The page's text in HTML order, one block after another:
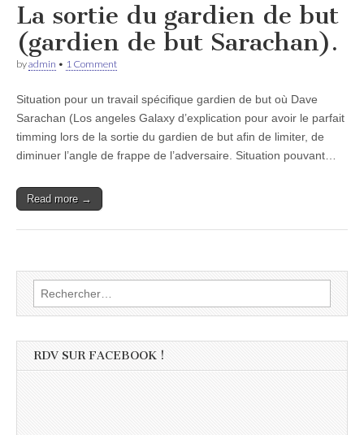
La sortie du gardien de but
(gardien de but Sarachan).
byadmin • 1 Comment
Situation pour un travail spécifique gardien de but où Dave
Sarachan (Los angeles Galaxy d’explication pour avoir le parfait
timming lors de la sortie du gardien de but afin de limiter, de
diminuer l’angle de frappe de l’adversaire. Situation pouvant…
Read more →
Rechercher :
RDV SUR FACEBOOK !